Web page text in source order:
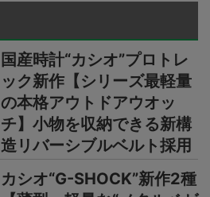
国産時計“カシオ”プロトレ
ック新作【シリーズ最軽量
の本格アウトドアウオッ
チ】小物を収納できる新構
造リバーシブルベルト採用
カシオ“G-SHOCK”新作2種